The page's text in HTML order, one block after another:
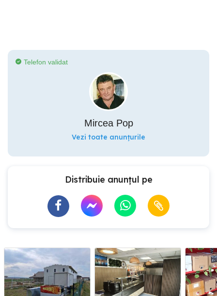
Telefon validat
Mircea Pop
Vezi toate anunțurile
Distribuie anunțul pe